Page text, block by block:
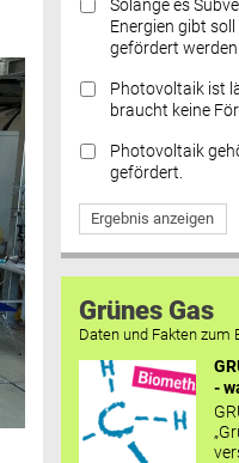
Datenschutz FAQs
Solange es
Energien gibt
gefördert werden.
Photovoltaik ist
braucht keine
Photovoltaik
gefördert.
Ergebnis anzeigen
Grünes Gas
Daten und Fakten zum
-